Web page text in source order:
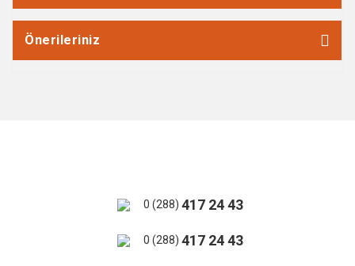
Önerileriniz
0 (288) 417 24 43
0 (288) 417 24 43